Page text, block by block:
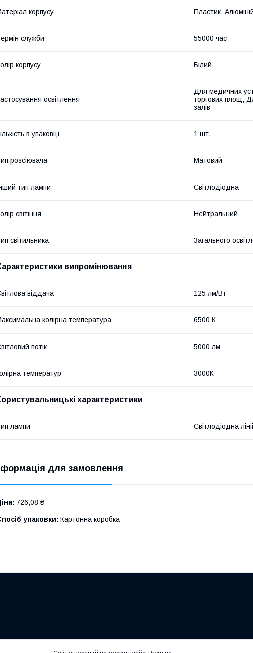
корпусу Пластик,
служби 55000 час
корпусу Білий
освітлення
Для медичних
торгових площ,
залів
в упаковці 1 шт.
розсіювача Матовий
тип лампи Світлодіодна
світіння Нейтральний
світильника Загального
випромінювання
віддача 125 лм/Вт
колірна температура 6500 К
потік 5000 лм
температур 3000К
характеристики
лампи Світлодіодна
для замовлення
726,08 ₴
упаковки: Картонна коробка